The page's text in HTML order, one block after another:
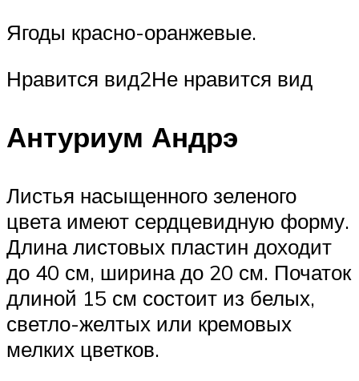
Ягоды красно-оранжевые.
Нравится вид2Не нравится вид
Антуриум Андрэ
Листья насыщенного зеленого
цвета имеют сердцевидную форму.
Длина листовых пластин доходит
до 40 см, ширина до 20 см. Початок
длиной 15 см состоит из белых,
светло-желтых или кремовых
мелких цветков.